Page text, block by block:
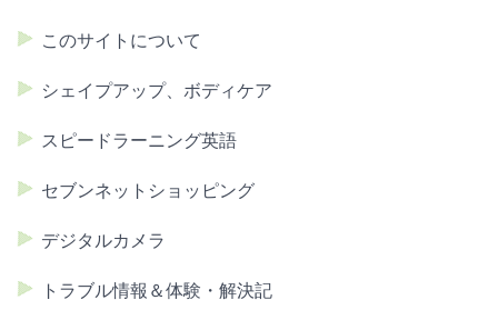
このサイトについて
シェイプアップ、ボディケア
スピードラーニング英語
セブンネットショッピング
デジタルカメラ
トラブル情報＆体験・解決記